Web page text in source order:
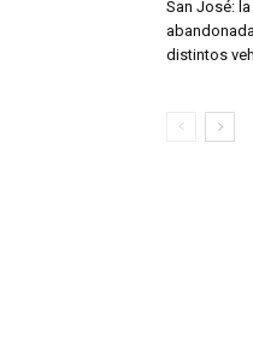
San José:
distintos